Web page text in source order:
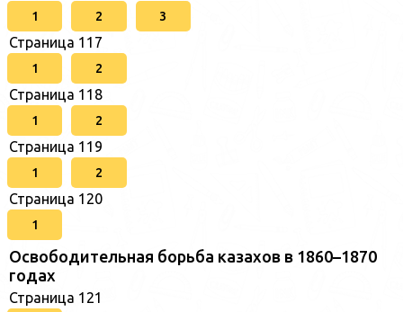
1 2 3
Страница 117
1 2
Страница 118
1 2
Страница 119
1 2
Страница 120
1
Освободительная борьба казахов в 1860–1870
годах
Страница 121